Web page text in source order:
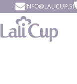
INFO@LALICUP.SI